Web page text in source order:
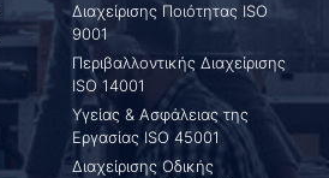
Διαχείρισης Ποιότητας ISO
9001
Περιβαλλοντικής Διαχείρισης
ISO 14001
Υγείας & Ασφάλειας της
Εργασίας ISO 45001
Διαχείρισης Οδικής